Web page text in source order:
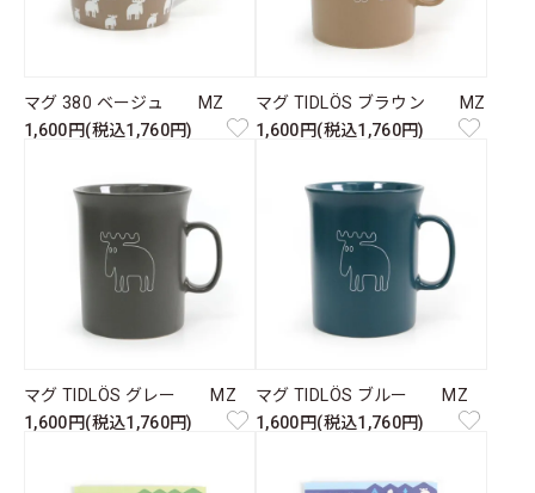
マグ 380 ベージュ MZ
1,600円(税込1,760円)
マグ TIDLÖS ブラウン MZ
1,600円(税込1,760円)
マグ TIDLÖS グレー MZ
1,600円(税込1,760円)
マグ TIDLÖS ブルー MZ
1,600円(税込1,760円)